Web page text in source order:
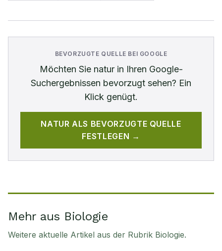
BEVORZUGTE QUELLE BEI GOOGLE
Möchten Sie naturin Ihren Google-
Suchergebnissen bevorzugt sehen? Ein
Klick genügt.
NATUR ALS BEVORZUGTE QUELLE
FESTLEGEN →
Mehr aus Biologie
Weitere aktuelle Artikel aus der Rubrik Biologie.